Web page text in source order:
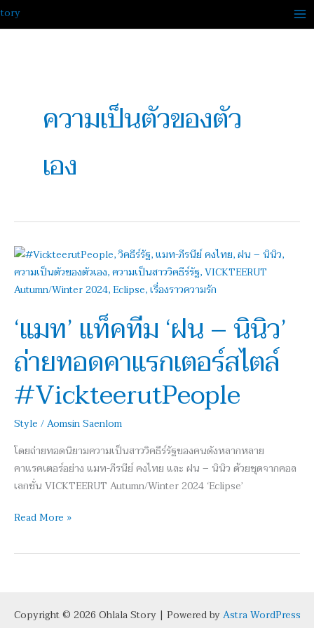
Skip
to
ความเป็นตัวของตัว
เอง
‘แมท’ แท็คทีม ‘ฝน – นินิว’
ถ่ายทอดคาแรกเตอร์สไตล์
#VickteerutPeople
Style /Aomsin Saenlom
โดยถ่ายทอดนิยามความเป็นสาววิคธีร์รัฐของคนดังหลากหลาย
คาแรคเตอร์อย่าง แมท-ภีรนีย์ คงไทย และ ฝน – นินิว ด้วยชุดจากคอล
เลกชั่น VICKTEERUT Autumn/Winter 2024 ‘Eclipse’
‘แมท’
แท็ค
ทีม
–
นิว’
ถ่ายทอด
คา
เตอร์
สไตล์
#VickteerutPeople
Read More »
Copyright © 2026 Ohlala Story | Powered byAstra WordPress